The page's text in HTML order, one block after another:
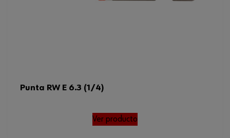
Punta RW E 6.3 (1/4)
Ver producto